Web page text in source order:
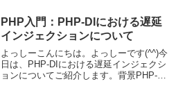
に残しました。@sveltejs/...
PHP入門：PHP-DIにおける遅延
インジェクションについて
よっしーこんにちは。よっしーです(^^)今
日は、PHP-DIにおける遅延インジェクシ
ョンについてご紹介します。背景PHP-DI